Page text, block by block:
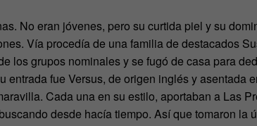
No eran jóvenes, pero su curtida piel y su
Vía procedía de una familia de destacados
los grupos nominales y se fugó de casa para
entrada fue Versus, de origen inglés y asentada
Cada una en su estilo, aportaban a Las
desde hacía tiempo. Así que tomaron la